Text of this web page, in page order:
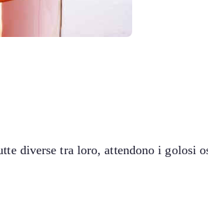
diverse tra loro, attendono i golosi